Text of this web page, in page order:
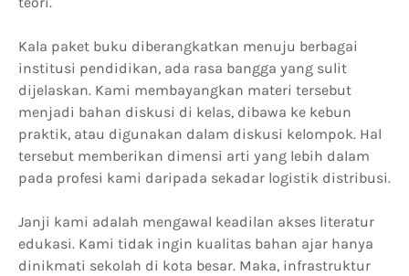
Kala paket buku diberangkatkan menuju berbagai
institusi pendidikan, ada rasa bangga yang sulit
dijelaskan. Kami membayangkan materi tersebut
menjadi bahan diskusi di kelas, dibawa ke kebun
praktik, atau digunakan dalam diskusi kelompok. Hal
tersebut memberikan dimensi arti yang lebih dalam
pada profesi kami daripada sekadar logistik distribusi.
Janji kami adalah mengawal keadilan akses literatur
edukasi. Kami tidak ingin kualitas bahan ajar hanya
dinikmati sekolah di kota besar. Maka, infrastruktur